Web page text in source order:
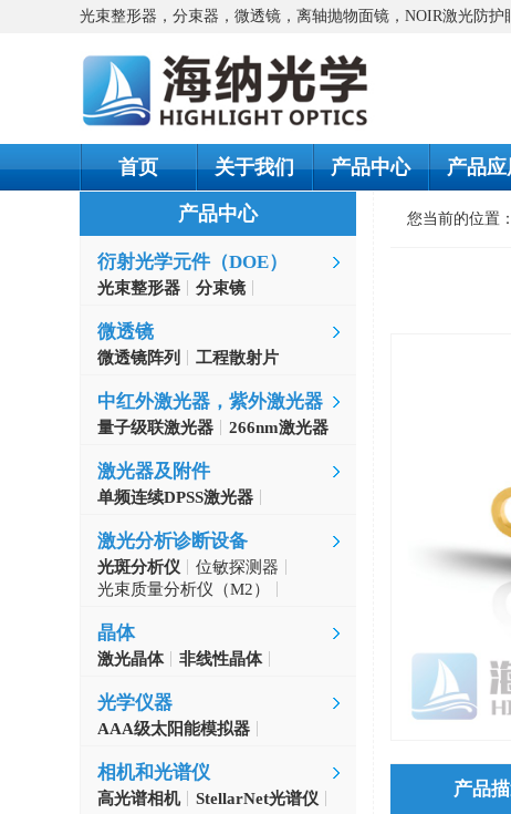
光束整形器，分束器，微透镜，离轴抛物面镜，NOIR激光防
首页 关于我们 产品中心 产品应
产品中心
衍射光学元件（DOE）
光束整形器
分束镜
微透镜
微透镜阵列 工程散射片
中红外激光器，紫外激光器
量子级联激光器 266nm激光器
激光器及附件
单频连续DPSS激光器
激光分析诊断设备
光斑分析仪
位敏探测器
自准直仪
光束质量分析仪（M2）
晶体
激光晶体
非线性晶体
光学仪器
AAA级太阳能模拟器
相机和光谱仪
高光谱相机 StellarNet光谱仪
您当前的位置：
产品